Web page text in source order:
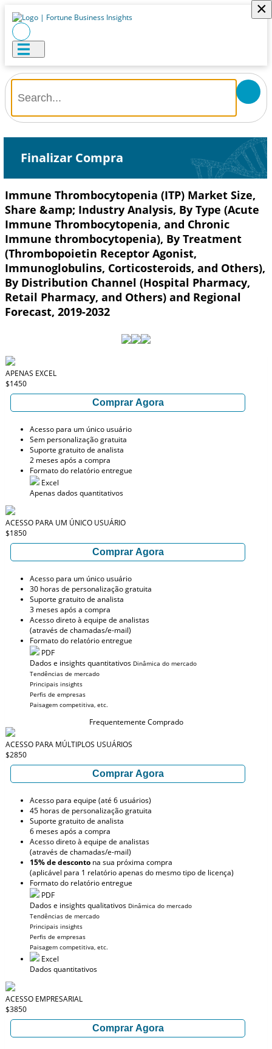
×
Finalizar Compra
Immune Thrombocytopenia (ITP) Market Size,
Share &amp; Industry Analysis, By Type (Acute
Immune Thrombocytopenia, and Chronic
Immune thrombocytopenia), By Treatment
(Thrombopoietin Receptor Agonist,
Immunoglobulins, Corticosteroids, and Others),
By Distribution Channel (Hospital Pharmacy,
Retail Pharmacy, and Others) and Regional
Forecast, 2019-2032
APENAS EXCEL
$1450
Comprar Agora
Acesso para um único usuário
Sem personalização gratuita
Suporte gratuito de analista
2 meses após a compra
Formato do relatório entregue
Excel
Apenas dados quantitativos
ACESSO PARA UM ÚNICO USUÁRIO
$1850
Comprar Agora
Acesso para um único usuário
30 horas de personalização gratuita
Suporte gratuito de analista
3 meses após a compra
Acesso direto à equipe de analistas
(através de chamadas/e-mail)
Formato do relatório entregue
PDF
Dados e insights quantitativos Dinâmica do mercado
Tendências de mercado
Principais insights
Perfis de empresas
Paisagem competitiva, etc.
Frequentemente Comprado
ACESSO PARA MÚLTIPLOS USUÁRIOS
$2850
Comprar Agora
Acesso para equipe (até 6 usuários)
45 horas de personalização gratuita
Suporte gratuito de analista
6 meses após a compra
Acesso direto à equipe de analistas
(através de chamadas/e-mail)
15% de desconto na sua próxima compra
(aplicável para 1 relatório apenas do mesmo tipo de licença)
Formato do relatório entregue
PDF
Dados e insights qualitativos Dinâmica do mercado
Tendências de mercado
Principais insights
Perfis de empresas
Paisagem competitiva, etc.
Excel
Dados quantitativos
ACESSO EMPRESARIAL
$3850
Comprar Agora